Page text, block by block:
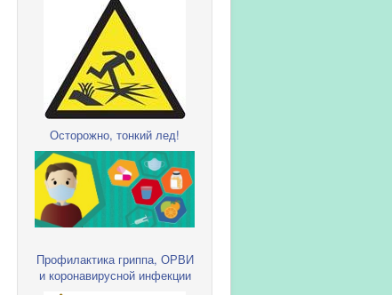
Осторожно, тонкий лед!
Профилактика гриппа, ОРВИ
и коронавирусной инфекции